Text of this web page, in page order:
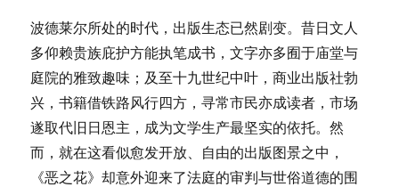
波德莱尔所处的时代，出版生态已然剧变。昔日文人
多仰赖贵族庇护方能执笔成书，文字亦多囿于庙堂与
庭院的雅致趣味；及至十九世纪中叶，商业出版社勃
兴，书籍借铁路风行四方，寻常市民亦成读者，市场
遂取代旧日恩主，成为文学生产最坚实的依托。然
而，就在这看似愈发开放、自由的出版图景之中，
《恶之花》却意外迎来了法庭的审判与世俗道德的围